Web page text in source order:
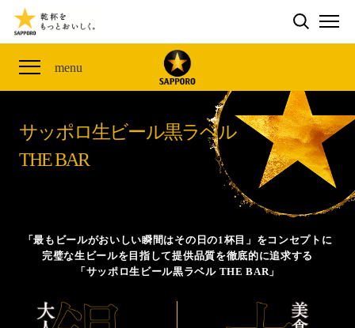
検索する
menu
THE PERFECT 黒ラベル WAGON 出展FES
THE PERFECT 黒ラベル WAGON -LIVE DRAFT-
ザ・パーフェクト黒ラベル アワード
「満天☆青空レストラン」コラボキャンペーン
山本由伸選手応援プロジェクト「GET A STAR
YOSHINOBU」
黒ラベル×『エヴァンゲリオン』30th Anniv.
サッポロ生ビール黒ラベル 『THE STAR JAM』
「丸くなるな、☆星になれ。」限定デザイン缶数量限
サッポロ生ビール黒ラベル THE SHOP
サッポロ生ビール黒ラベル
オカズデザインが提案する
ザ・パーフェクト黒ラベル
サッポロ生ビール黒ラベル THE BAR
ザ・パーフェクト黒ラベルが飲めるお店
CLUB 黒ラベル
サッポロ生ビール黒ラベル
THE BAR
「最もビールがおいしい瞬間はその日の1杯目」をコンセプトに
完璧な生ビールを目指して提供品質を徹底的に追求する
「サッポロ生ビール黒ラベル THE BAR」